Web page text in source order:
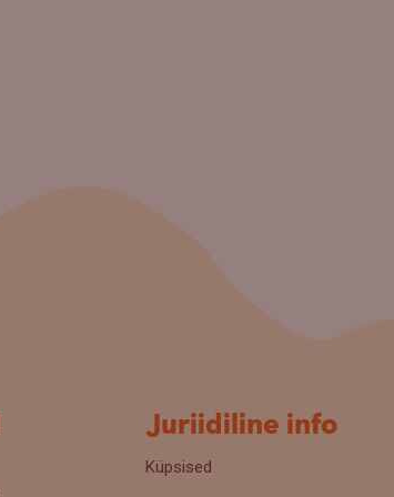
Juriidiline info
Küpsised